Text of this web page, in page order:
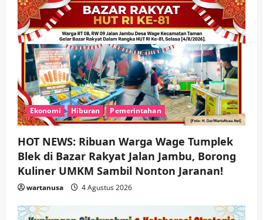
Ekonomi Hiburan Pemerintahan
HOT NEWS: Ribuan Warga Wage Tumplek
Blek di Bazar Rakyat Jalan Jambu, Borong
Kuliner UMKM Sambil Nonton Jaranan!
wartanusa 4 Agustus 2026